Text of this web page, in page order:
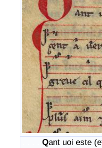
Qant uoi este